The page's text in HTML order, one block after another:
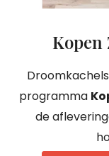
Kopen
programma
de